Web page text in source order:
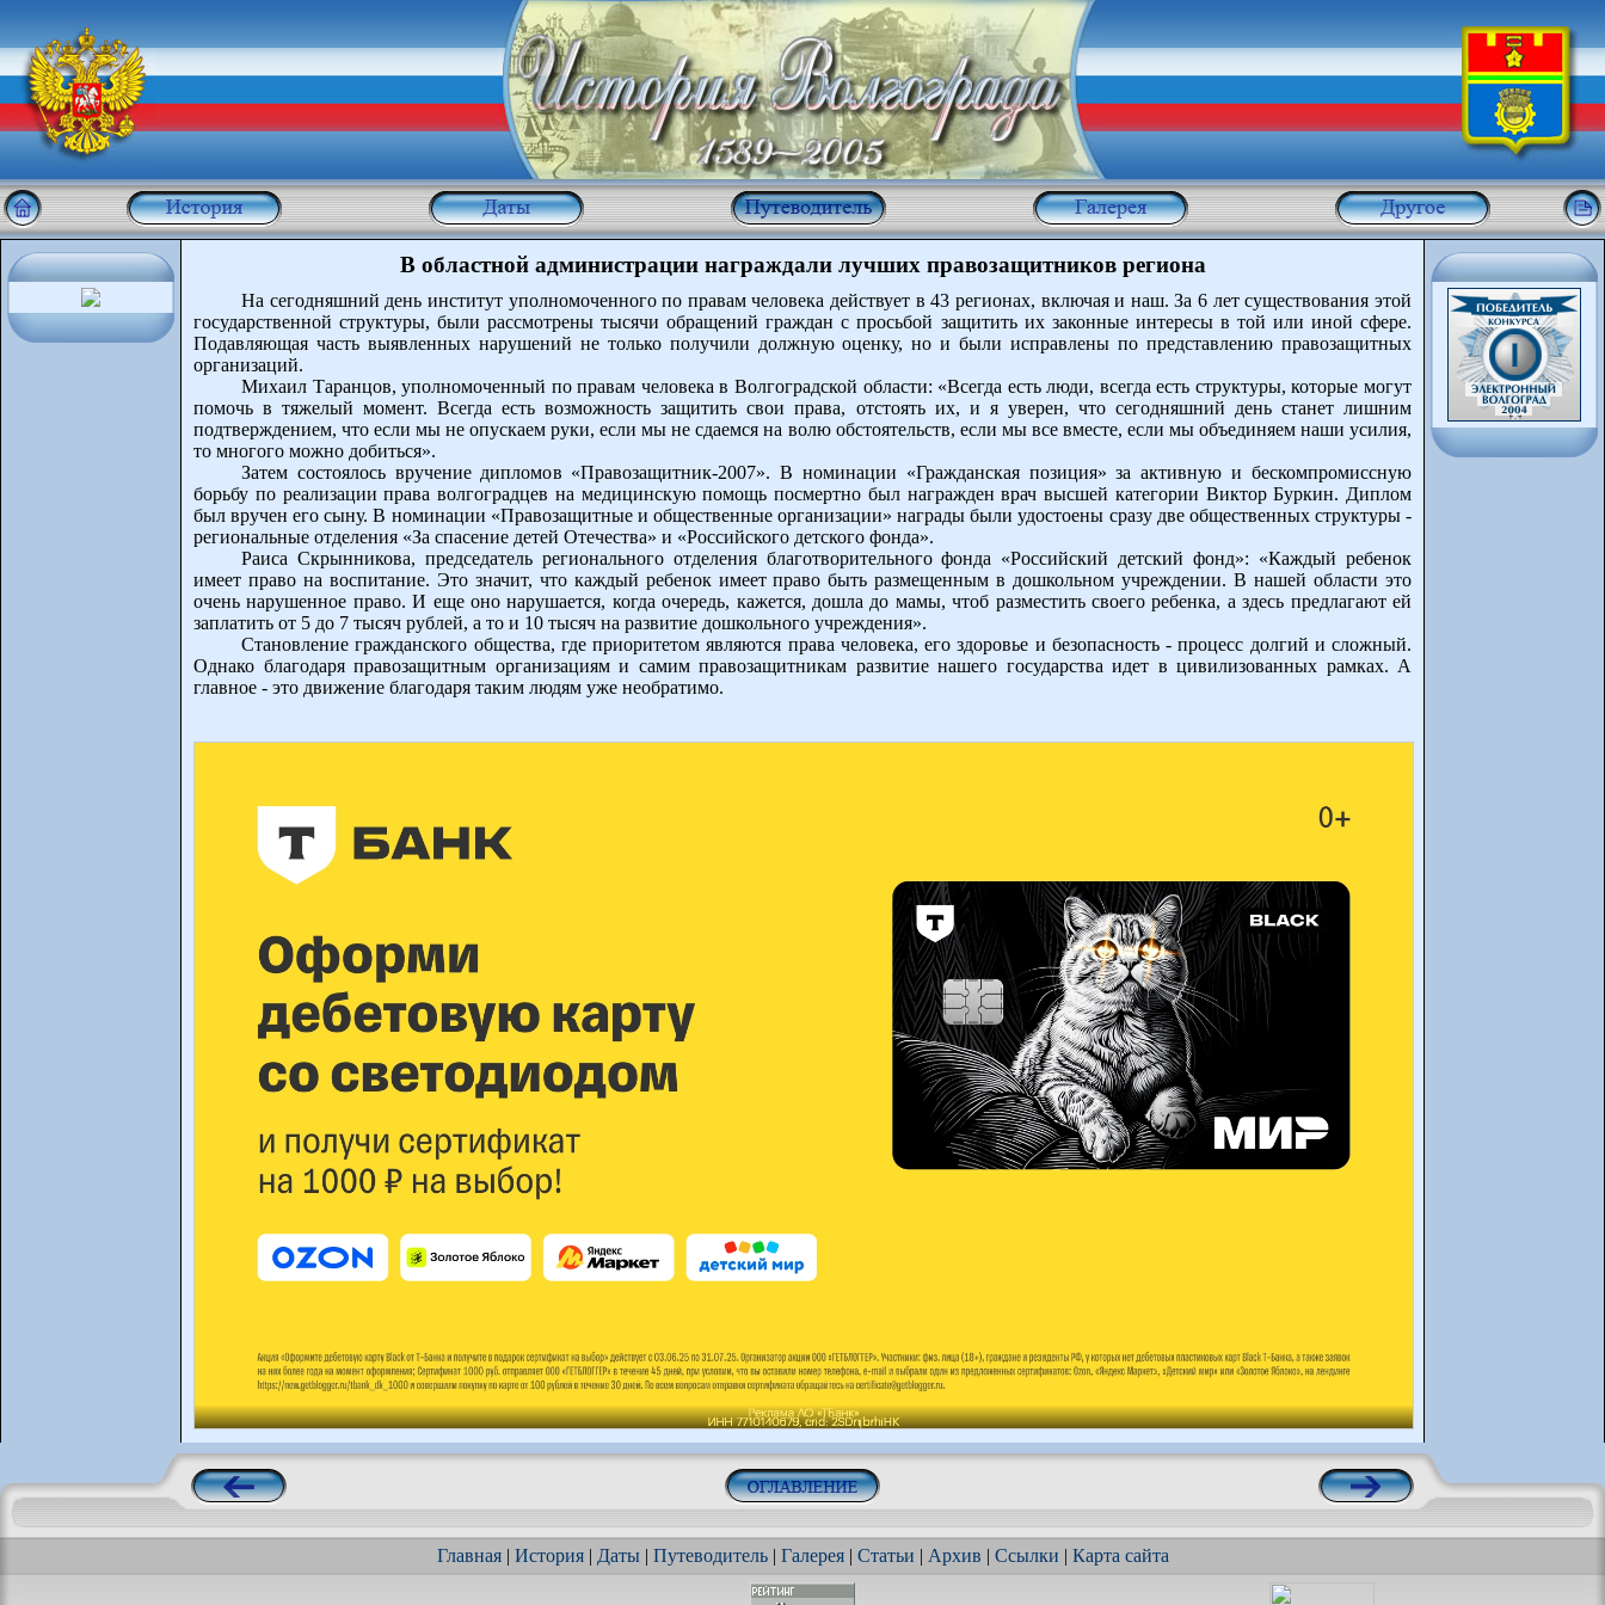
В областной администрации награждали лучших правозащитников региона
На сегодняшний день институт уполномоченного по правам человека действует в 43 регионах, включая и наш. За 6 лет существования этой
государственной структуры, были рассмотрены тысячи обращений граждан с просьбой защитить их законные интересы в той или иной сфере.
Подавляющая часть выявленных нарушений не только получили должную оценку, но и были исправлены по представлению правозащитных
организаций.
Михаил Таранцов, уполномоченный по правам человека в Волгоградской области: «Всегда есть люди, всегда есть структуры, которые могут
помочь в тяжелый момент. Всегда есть возможность защитить свои права, отстоять их, и я уверен, что сегодняшний день станет лишним
подтверждением, что если мы не опускаем руки, если мы не сдаемся на волю обстоятельств, если мы все вместе, если мы объединяем наши усилия,
то многого можно добиться».
Затем состоялось вручение дипломов «Правозащитник-2007». В номинации «Гражданская позиция» за активную и бескомпромиссную
борьбу по реализации права волгоградцев на медицинскую помощь посмертно был награжден врач высшей категории Виктор Буркин. Диплом
был вручен его сыну. В номинации «Правозащитные и общественные организации» награды были удостоены сразу две общественных структуры -
региональные отделения «За спасение детей Отечества» и «Российского детского фонда».
Раиса Скрынникова, председатель регионального отделения благотворительного фонда «Российский детский фонд»: «Каждый ребенок
имеет право на воспитание. Это значит, что каждый ребенок имеет право быть размещенным в дошкольном учреждении. В нашей области это
очень нарушенное право. И еще оно нарушается, когда очередь, кажется, дошла до мамы, чтоб разместить своего ребенка, а здесь предлагают ей
заплатить от 5 до 7 тысяч рублей, а то и 10 тысяч на развитие дошкольного учреждения».
Становление гражданского общества, где приоритетом являются права человека, его здоровье и безопасность - процесс долгий и сложный.
Однако благодаря правозащитным организациям и самим правозащитникам развитие нашего государства идет в цивилизованных рамках. А
главное - это движение благодаря таким людям уже необратимо.
Главная| История| Даты| Путеводитель| Галерея| Статьи | Архив | Ссылки | Карта сайта